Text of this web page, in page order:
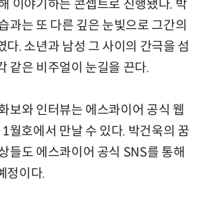
이야기하는 콘셉트로 진행됐다. 박
과는 또 다른 깊은 눈빛으로 그간의
다. 소년과 남성 그 사이의 간극을 섬
같은 비주얼이 눈길을 끈다.
보와 인터뷰는 에스콰이어 공식 웹
월호에서 만날 수 있다. 박건욱의 꿈
들도 에스콰이어 공식 SNS를 통해
정이다.